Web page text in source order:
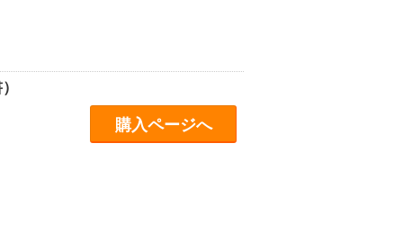
購入ページへ